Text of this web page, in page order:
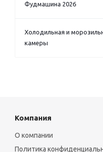
Фудмашина 2026
Холодильная и
камеры
Компания
О компании
Политика